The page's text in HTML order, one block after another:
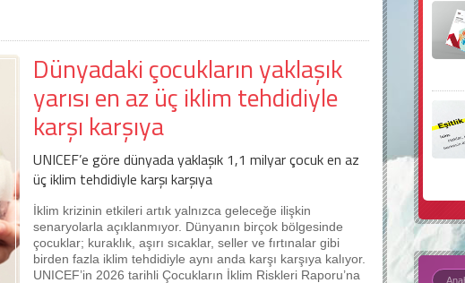
Dünyadaki çocukların yaklaşık
yarısı en az üç iklim tehdidiyle
karşı karşıya
UNICEF’e göre dünyada yaklaşık 1,1 milyar çocuk en az
üç iklim tehdidiyle karşı karşıya
İklim krizinin etkileri artık yalnızca geleceğe ilişkin
senaryolarla açıklanmıyor. Dünyanın birçok bölgesinde
çocuklar; kuraklık, aşırı sıcaklar, seller ve fırtınalar gibi
birden fazla iklim tehdidiyle aynı anda karşı karşıya kalıyor.
UNICEF’in 2026 tarihli Çocukların İklim Riskleri Raporu’na